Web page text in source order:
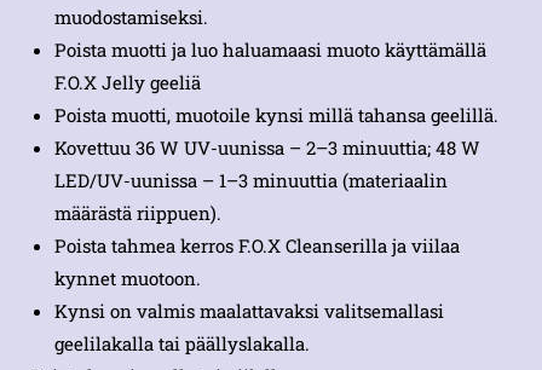
muodostamiseksi.
Poista muotti ja luo haluamaasi muoto käyttämällä
F.O.X Jelly geeliä
Poista muotti, muotoile kynsi millä tahansa geelillä.
Kovettuu 36 W UV-uunissa – 2–3 minuuttia; 48 W
LED/UV-uunissa – 1–3 minuuttia (materiaalin
määrästä riippuen).
Poista tahmea kerros F.O.X Cleanserilla ja viilaa
kynnet muotoon.
Kynsi on valmis maalattavaksi valitsemallasi
geelilakalla tai päällyslakalla.